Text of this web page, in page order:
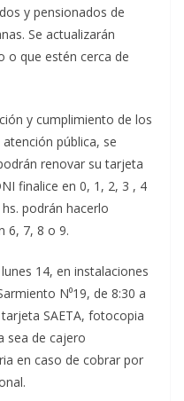
y pensionados de
Se actualizarán
o que estén cerca de
y cumplimiento de los
pública, se
renovar su tarjeta
finalice en 0, 1, 2, 3 , 4
podrán hacerlo
6, 7, 8 o 9.
14, en instalaciones
N⁰19, de 8:30 a
SAETA, fotocopia
sea de cajero
en caso de cobrar por